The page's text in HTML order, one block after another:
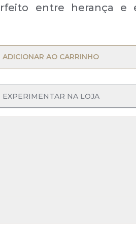
entre herança e
OPEN MENU
ADICIONAR AO CARRINHO
OPEN MENU
EXPERIMENTAR NA LOJA